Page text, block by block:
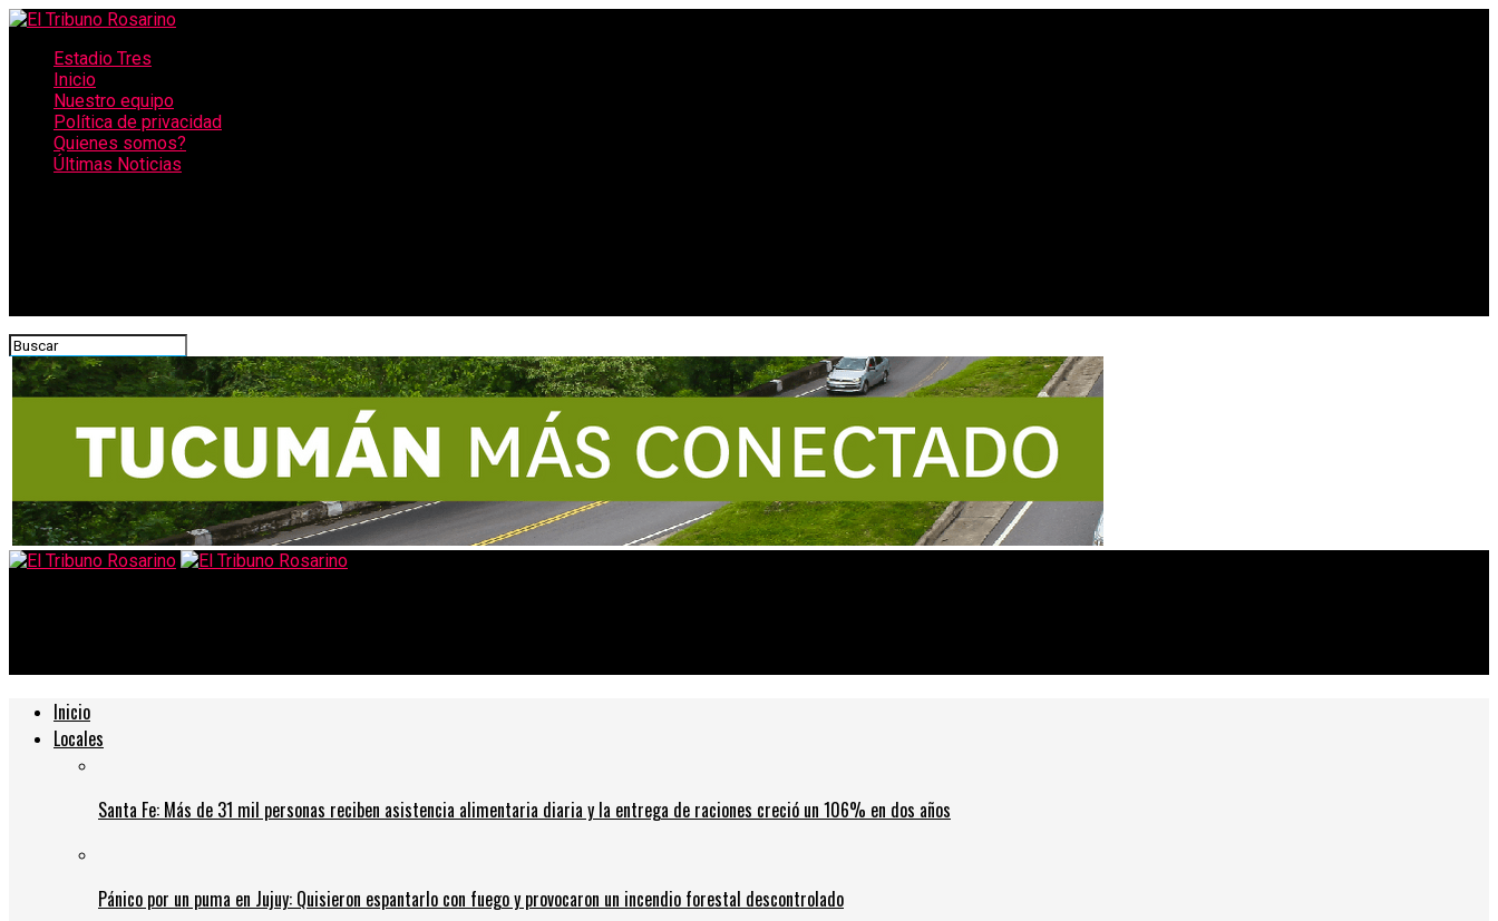
Estadio Tres
Inicio
Nuestro equipo
Política de privacidad
Quienes somos?
Últimas Noticias
Inicio
Locales
Santa Fe: Más de 31 mil personas reciben asistencia alimentaria diaria y la entrega de raciones creció un 106% en dos años
Pánico por un puma en Jujuy: Quisieron espantarlo con fuego y provocaron un incendio forestal descontrolado